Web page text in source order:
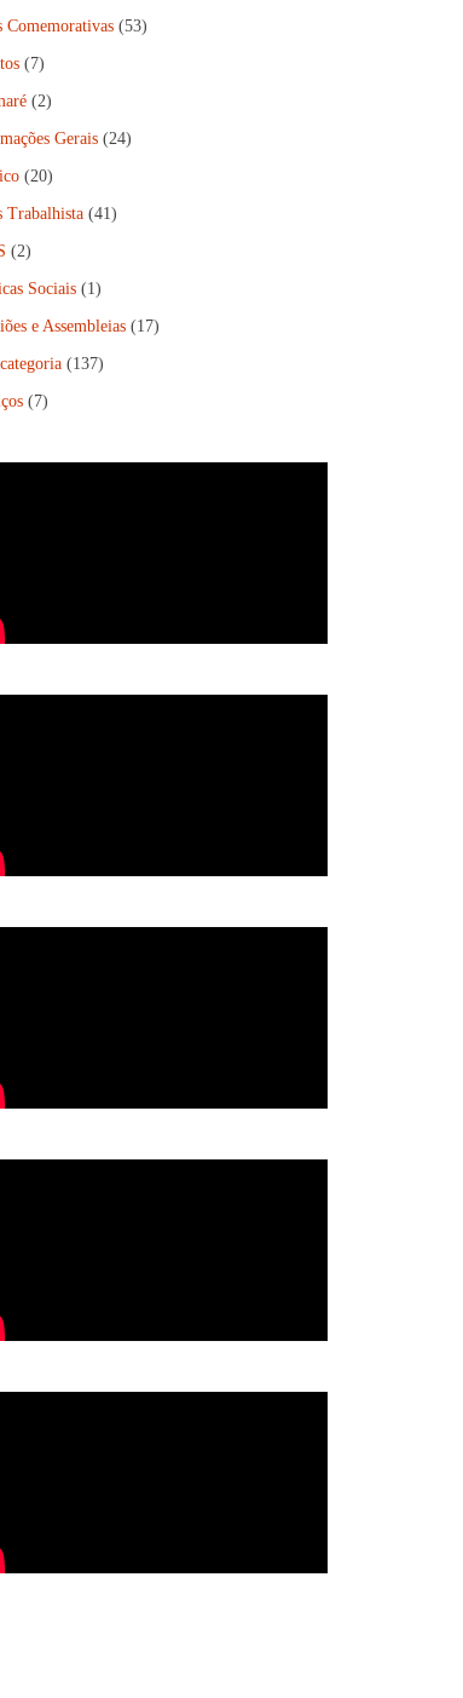
Comemorativas (53)
(7)
(2)
Gerais (24)
(20)
Trabalhista (41)
(2)
Sociais (1)
e Assembleias (17)
(137)
(7)